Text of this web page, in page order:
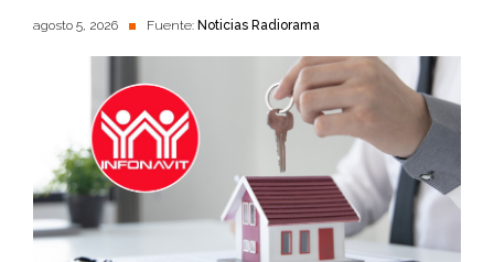
agosto 5, 2026 Fuente: Noticias Radiorama